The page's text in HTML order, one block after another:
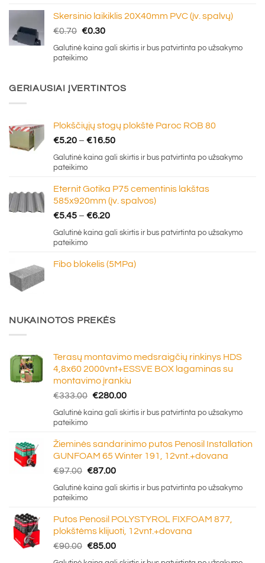
Skersinio laikiklis 20X40mm PVC (įv. spalvų)
€0.70 Original
price
was:
€0.30Current
price
is:
Galutinė kaina gali skirtis ir bus patvirtinta po užsakymo
pateikimo
GERIAUSIAI ĮVERTINTOS
Plokščiųjų stogų plokštė Paroc ROB 80
€5.20 – €16.50Price
range:
€16.50
Galutinė kaina gali skirtis ir bus patvirtinta po užsakymo
pateikimo
Eternit Gotika P75 cementinis lakštas
585x920mm (įv. spalvos)
€5.45 – €6.20Price
range:
€6.20
Galutinė kaina gali skirtis ir bus patvirtinta po užsakymo
pateikimo
Fibo blokelis (5MPa)
NUKAINOTOS PREKĖS
Terasų montavimo medsraigčių rinkinys HDS
4,8x60 2000vnt+ESSVE BOX lagaminas su
montavimo įrankiu
€333.00 Original
price
was:
€280.00Current
price
Galutinė kaina gali skirtis ir bus patvirtinta po užsakymo
pateikimo
Žieminės sandarinimo putos Penosil Installation
GUNFOAM 65 Winter 191, 12vnt.+dovana
€97.00 Original
price
was:
€87.00Current
price
Galutinė kaina gali skirtis ir bus patvirtinta po užsakymo
pateikimo
Putos Penosil POLYSTYROL FIXFOAM 877,
plokštėms klijuoti, 12vnt.+dovana
€90.00 Original
price
€85.00Current
price